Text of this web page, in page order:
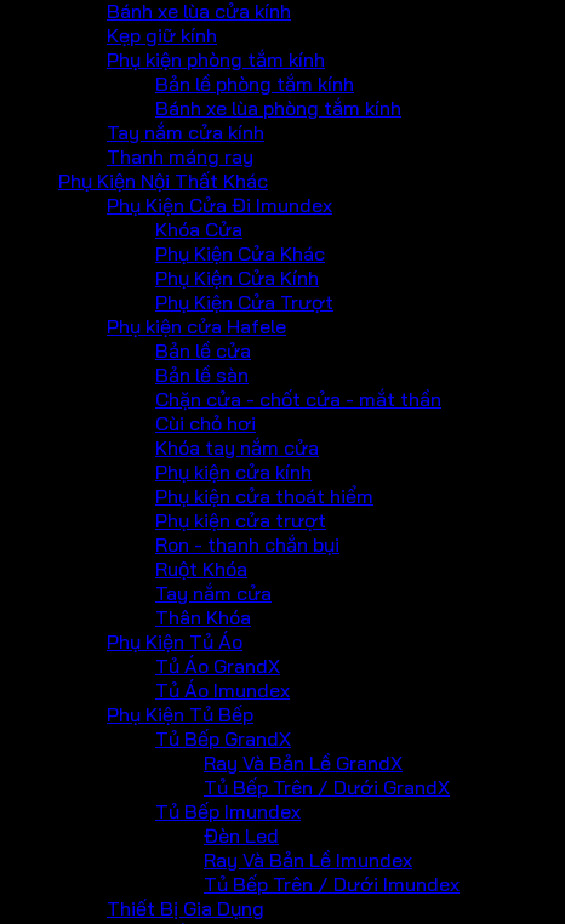
Bánh xe lùa cửa kính
Kẹp giữ kính
Phụ kiện phòng tắm kính
Bản lề phòng tắm kính
Bánh xe lùa phòng tắm kính
Tay nắm cửa kính
Thanh máng ray
Phụ Kiện Nội Thất Khác
Phụ Kiện Cửa Đi Imundex
Khóa Cửa
Phụ Kiện Cửa Khác
Phụ Kiện Cửa Kính
Phụ Kiện Cửa Trượt
Phụ kiện cửa Hafele
Bản lề cửa
Bản lề sàn
Chặn cửa - chốt cửa - mắt thần
Cùi chỏ hơi
Khóa tay nắm cửa
Phụ kiện cửa kính
Phụ kiện cửa thoát hiểm
Phụ kiện cửa trượt
Ron - thanh chắn bụi
Ruột Khóa
Tay nắm cửa
Thân Khóa
Phụ Kiện Tủ Áo
Tủ Áo GrandX
Tủ Áo Imundex
Phụ Kiện Tủ Bếp
Tủ Bếp GrandX
Ray Và Bản Lề GrandX
Tủ Bếp Trên / Dưới GrandX
Tủ Bếp Imundex
Đèn Led
Ray Và Bản Lề Imundex
Tủ Bếp Trên / Dưới Imundex
Thiết Bị Gia Dụng